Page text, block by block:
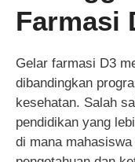
Farmasi
Gelar farmasi D3
dibandingkan
kesehatan. Salah
pendidikan yang
di mana